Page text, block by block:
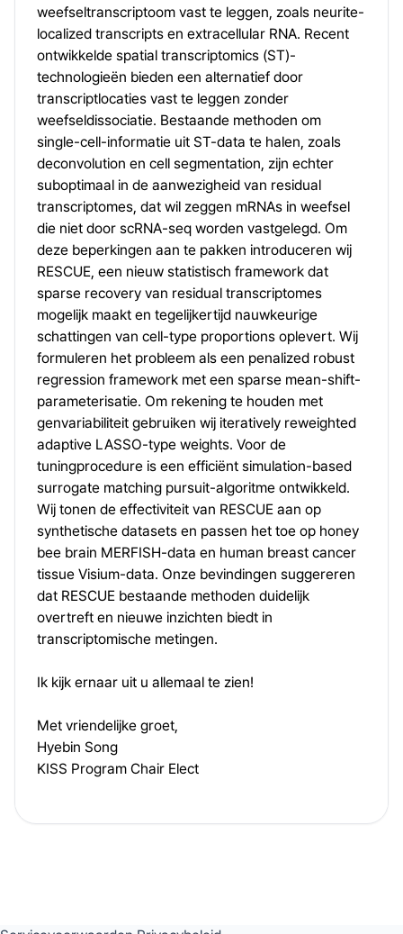
weefseltranscriptoom vast te leggen, zoals neurite-
localized transcripts en extracellular RNA. Recent
ontwikkelde spatial transcriptomics (ST)-
technologieën bieden een alternatief door
transcriptlocaties vast te leggen zonder
weefseldissociatie. Bestaande methoden om
single-cell-informatie uit ST-data te halen, zoals
deconvolution en cell segmentation, zijn echter
suboptimaal in de aanwezigheid van residual
transcriptomes, dat wil zeggen mRNAs in weefsel
die niet door scRNA-seq worden vastgelegd. Om
deze beperkingen aan te pakken introduceren wij
RESCUE, een nieuw statistisch framework dat
sparse recovery van residual transcriptomes
mogelijk maakt en tegelijkertijd nauwkeurige
schattingen van cell-type proportions oplevert. Wij
formuleren het probleem als een penalized robust
regression framework met een sparse mean-shift-
parameterisatie. Om rekening te houden met
genvariabiliteit gebruiken wij iteratively reweighted
adaptive LASSO-type weights. Voor de
tuningprocedure is een efficiënt simulation-based
surrogate matching pursuit-algoritme ontwikkeld.
Wij tonen de effectiviteit van RESCUE aan op
synthetische datasets en passen het toe op honey
bee brain MERFISH-data en human breast cancer
tissue Visium-data. Onze bevindingen suggereren
dat RESCUE bestaande methoden duidelijk
overtreft en nieuwe inzichten biedt in
transcriptomische metingen.
Ik kijk ernaar uit u allemaal te zien!
Met vriendelijke groet,
Hyebin Song
KISS Program Chair Elect